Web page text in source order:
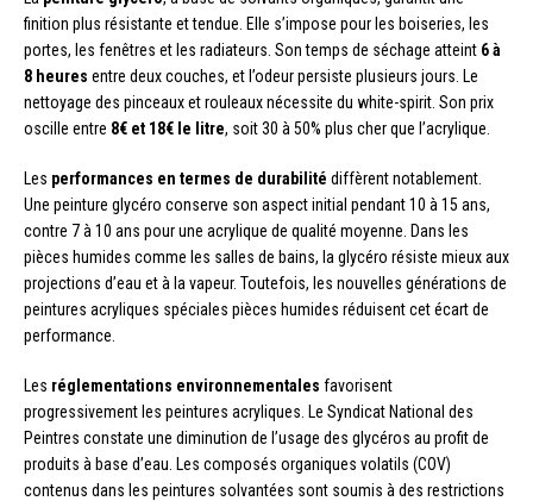
finition plus résistante et tendue. Elle s’impose pour les boiseries, les
portes, les fenêtres et les radiateurs. Son temps de séchage atteint 6 à
8 heures entre deux couches, et l’odeur persiste plusieurs jours. Le
nettoyage des pinceaux et rouleaux nécessite du white-spirit. Son prix
oscille entre 8€ et 18€ le litre, soit 30 à 50% plus cher que l’acrylique.
Les performances en termes de durabilité diffèrent notablement.
Une peinture glycéro conserve son aspect initial pendant 10 à 15 ans,
contre 7 à 10 ans pour une acrylique de qualité moyenne. Dans les
pièces humides comme les salles de bains, la glycéro résiste mieux aux
projections d’eau et à la vapeur. Toutefois, les nouvelles générations de
peintures acryliques spéciales pièces humides réduisent cet écart de
performance.
Les réglementations environnementales favorisent
progressivement les peintures acryliques. Le Syndicat National des
Peintres constate une diminution de l’usage des glycéros au profit de
produits à base d’eau. Les composés organiques volatils (COV)
contenus dans les peintures solvantées sont soumis à des restrictions